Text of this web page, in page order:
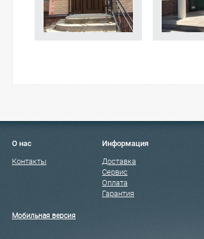
О нас
Контакты
Информация
Доставка
Сервис
Оплата
Гарантия
Мобильная версия